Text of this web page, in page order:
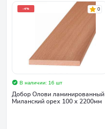
-4% 0
В наличии: 16 шт
Добор Олови ламинированный
Миланский орех 100 х 2200мм